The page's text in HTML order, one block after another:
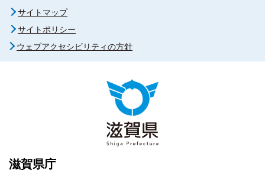
サイトマップ
サイトポリシー
ウェブアクセシビリティの方針
滋賀県庁